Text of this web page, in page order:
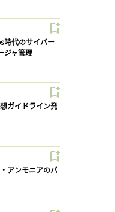
時代のサイバー
ジャ管理
ガイドライン発
アンモニアのバ